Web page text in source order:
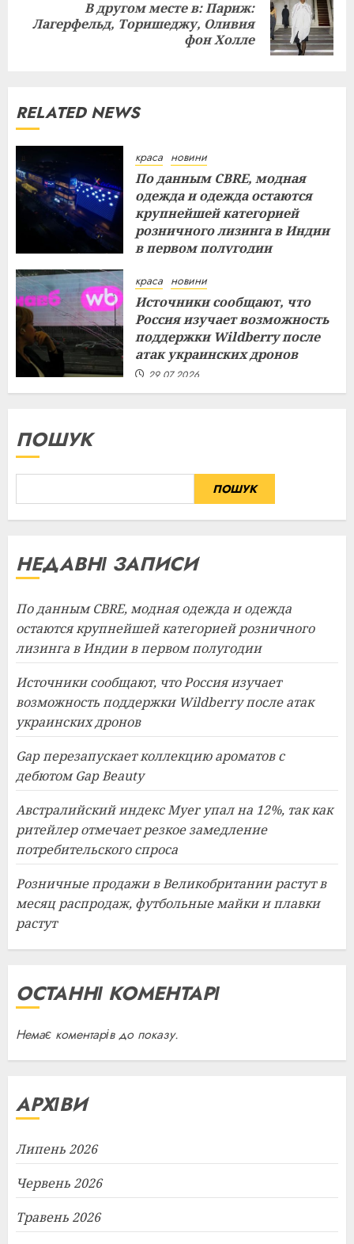
Next
В другом месте в: Париж:
Лагерфельд, Торишеджу, Оливия
фон Холле
RELATED NEWS
краса новини
По данным CBRE, модная
одежда и одежда остаются
крупнейшей категорией
розничного лизинга в Индии
в первом полугодии
краса новини
Источники сообщают, что
Россия изучает возможность
поддержки Wildberry после
атак украинских дронов
29.07.2026
ПОШУК
ПОШУК
НЕДАВНІ ЗАПИСИ
По данным CBRE, модная одежда и одежда
остаются крупнейшей категорией розничного
лизинга в Индии в первом полугодии
Источники сообщают, что Россия изучает
возможность поддержки Wildberry после атак
украинских дронов
Gap перезапускает коллекцию ароматов с
дебютом Gap Beauty
Австралийский индекс Myer упал на 12%, так как
ритейлер отмечает резкое замедление
потребительского спроса
Розничные продажи в Великобритании растут в
месяц распродаж, футбольные майки и плавки
растут
ОСТАННІ КОМЕНТАРІ
Немає коментарів до показу.
АРХІВИ
Липень 2026
Червень 2026
Травень 2026